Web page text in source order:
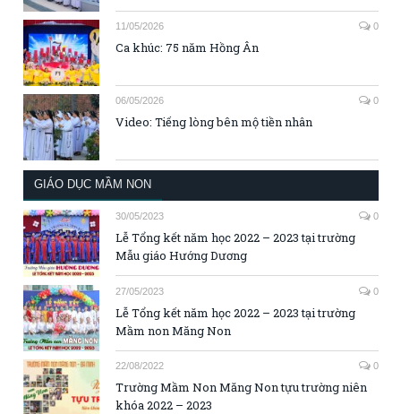
11/05/2026 0
Ca khúc: 75 năm Hồng Ân
06/05/2026 0
Video: Tiếng lòng bên mộ tiền nhân
GIÁO DỤC MẦM NON
30/05/2023 0
Lễ Tổng kết năm học 2022 – 2023 tại trường
Mẫu giáo Hướng Dương
27/05/2023 0
Lễ Tổng kết năm học 2022 – 2023 tại trường
Mầm non Măng Non
22/08/2022 0
Trường Mầm Non Măng Non tựu trường niên
khóa 2022 – 2023